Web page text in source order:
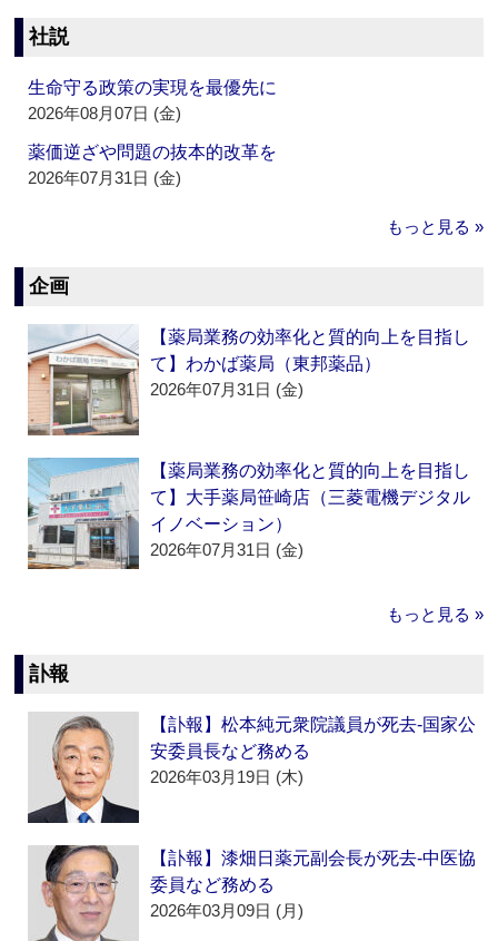
社説
生命守る政策の実現を最優先に
2026年08月07日 (金)
薬価逆ざや問題の抜本的改革を
2026年07月31日 (金)
もっと見る »
企画
【薬局業務の効率化と質的向上を目指し
て】わかば薬局（東邦薬品）
2026年07月31日 (金)
【薬局業務の効率化と質的向上を目指し
て】大手薬局笹崎店（三菱電機デジタル
イノベーション）
2026年07月31日 (金)
もっと見る »
訃報
【訃報】松本純元衆院議員が死去‐国家公
安委員長など務める
2026年03月19日 (木)
【訃報】漆畑日薬元副会長が死去‐中医協
委員など務める
2026年03月09日 (月)